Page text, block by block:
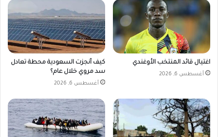
اغتيال قائد المنتخب الأوغندي
أغسطس 6, 2026
كيف أنجزت السعودية محطة تعادل
سد مروي خلال عام؟
أغسطس 6, 2026